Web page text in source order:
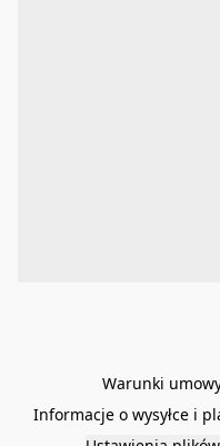
Warunki
Informacje o wysyłce i